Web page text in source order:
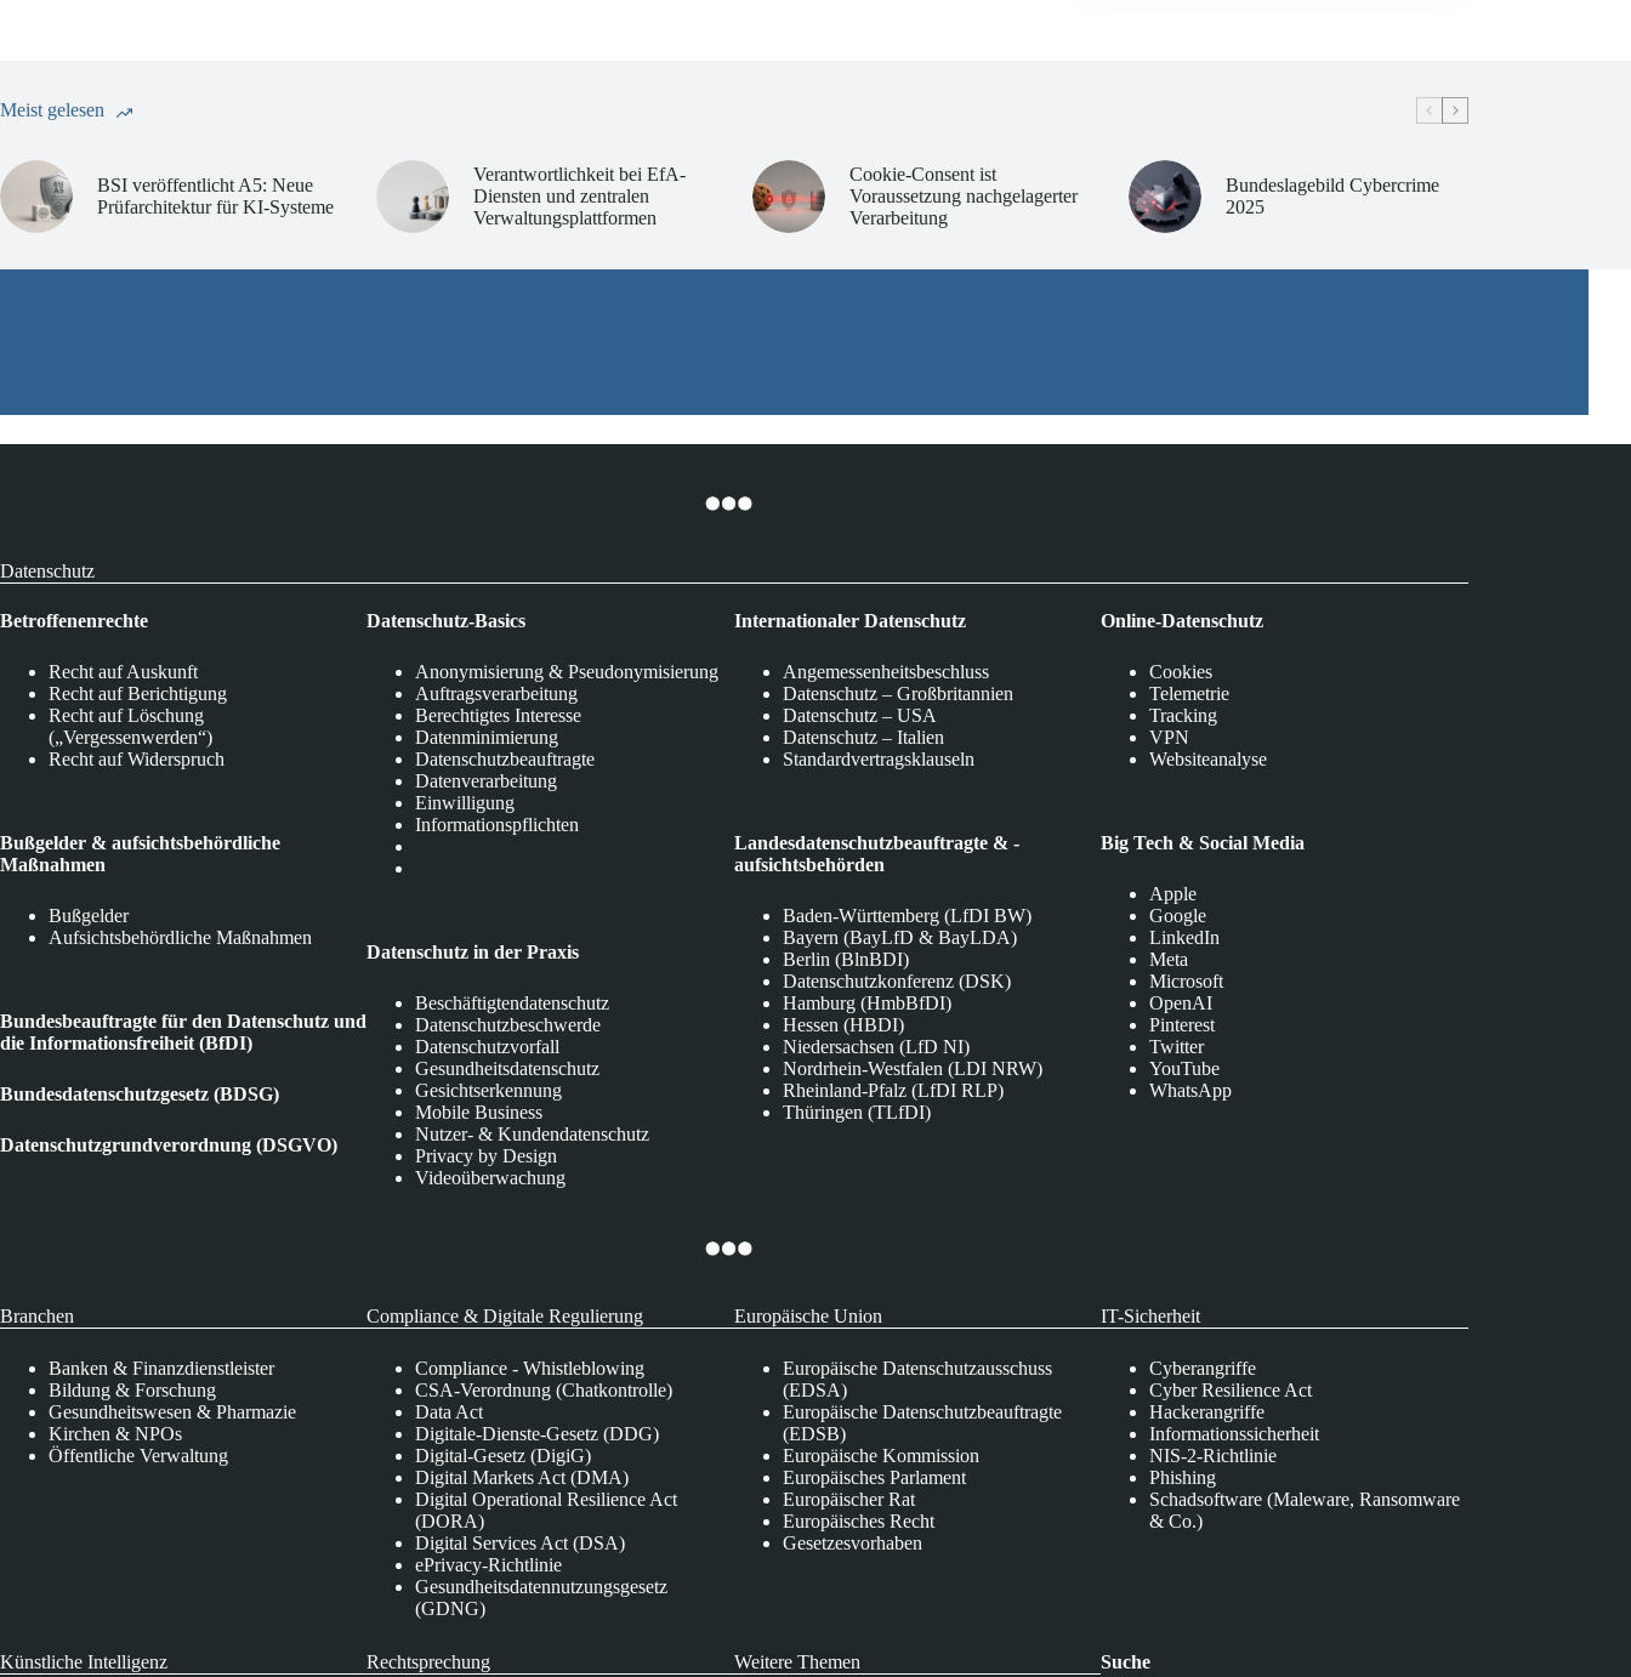
Meist gelesen
BSI veröffentlicht A5: Neue
Prüfarchitektur für KI-Systeme
Verantwortlichkeit bei EfA-
Diensten und zentralen
Verwaltungsplattformen
Cookie-Consent ist
Voraussetzung nachgelagerter
Verarbeitung
Bundeslagebild Cybercrime
2025
Datenschutz
Betroffenenrechte
Recht auf Auskunft
Recht auf Berichtigung
Recht auf Löschung
(„Vergessenwerden“)
Recht auf Widerspruch
Bußgelder & aufsichtsbehördliche
Maßnahmen
Bußgelder
Aufsichtsbehördliche Maßnahmen
Bundesbeauftragte für den Datenschutz und
die Informationsfreiheit (BfDI)
Bundesdatenschutzgesetz (BDSG)
Datenschutzgrundverordnung (DSGVO)
Datenschutz-Basics
Anonymisierung & Pseudonymisierung
Auftragsverarbeitung
Berechtigtes Interesse
Datenminimierung
Datenschutzbeauftragte
Datenverarbeitung
Einwilligung
Informationspflichten
Datenschutz in der Praxis
Beschäftigtendatenschutz
Datenschutzbeschwerde
Datenschutzvorfall
Gesundheitsdatenschutz
Gesichtserkennung
Mobile Business
Nutzer- & Kundendatenschutz
Privacy by Design
Videoüberwachung
Internationaler Datenschutz
Angemessenheitsbeschluss
Datenschutz – Großbritannien
Datenschutz – USA
Datenschutz – Italien
Standardvertragsklauseln
Landesdatenschutzbeauftragte & -
aufsichtsbehörden
Baden-Württemberg (LfDI BW)
Bayern (BayLfD & BayLDA)
Berlin (BlnBDI)
Datenschutzkonferenz (DSK)
Hamburg (HmbBfDI)
Hessen (HBDI)
Niedersachsen (LfD NI)
Nordrhein-Westfalen (LDI NRW)
Rheinland-Pfalz (LfDI RLP)
Thüringen (TLfDI)
Online-Datenschutz
Cookies
Telemetrie
Tracking
VPN
Websiteanalyse
Big Tech & Social Media
Apple
Google
LinkedIn
Meta
Microsoft
OpenAI
Pinterest
Twitter
YouTube
WhatsApp
Branchen
Banken & Finanzdienstleister
Bildung & Forschung
Gesundheitswesen & Pharmazie
Kirchen & NPOs
Öffentliche Verwaltung
Compliance & Digitale Regulierung
Compliance - Whistleblowing
CSA-Verordnung (Chatkontrolle)
Data Act
Digitale-Dienste-Gesetz (DDG)
Digital-Gesetz (DigiG)
Digital Markets Act (DMA)
Digital Operational Resilience Act
(DORA)
Digital Services Act (DSA)
ePrivacy-Richtlinie
Gesundheitsdatennutzungsgesetz
(GDNG)
Europäische Union
Europäische Datenschutzausschuss
(EDSA)
Europäische Datenschutzbeauftragte
(EDSB)
Europäische Kommission
Europäisches Parlament
Europäischer Rat
Europäisches Recht
Gesetzesvorhaben
IT-Sicherheit
Cyberangriffe
Cyber Resilience Act
Hackerangriffe
Informationssicherheit
NIS-2-Richtlinie
Phishing
Schadsoftware (Maleware, Ransomware
& Co.)
Künstliche Intelligenz Rechtsprechung Weitere Themen Suche